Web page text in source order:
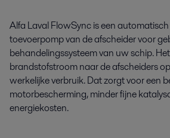
Alfa Laval FlowSync is een
toevoerpomp van de afscheider voor
behandelingssysteem van uw schip.
brandstofstroom naar de afscheiders
werkelijke verbruik. Dat zorgt voor een
motorbescherming, minder fijne
energiekosten.